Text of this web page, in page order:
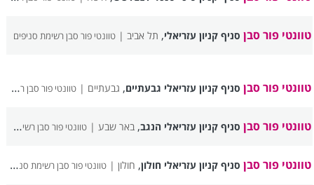
טוונטי פור סבן סניף קניון עזריאלי, תל אביב |טוונטי פור סבן רשימת סניפים
טוונטי פור סבן סניף קניון עזריאלי גבעתיים, גבעתיים |טוונטי פור סבן רשימת סניפים
טוונטי פור סבן סניף קניון עזריאלי הנגב,באר שבע |טוונטי פור סבן רשימת סניפים
טוונטי פור סבן סניף קניון עזריאלי חולון, חולון |טוונטי פור סבן רשימת סניפים